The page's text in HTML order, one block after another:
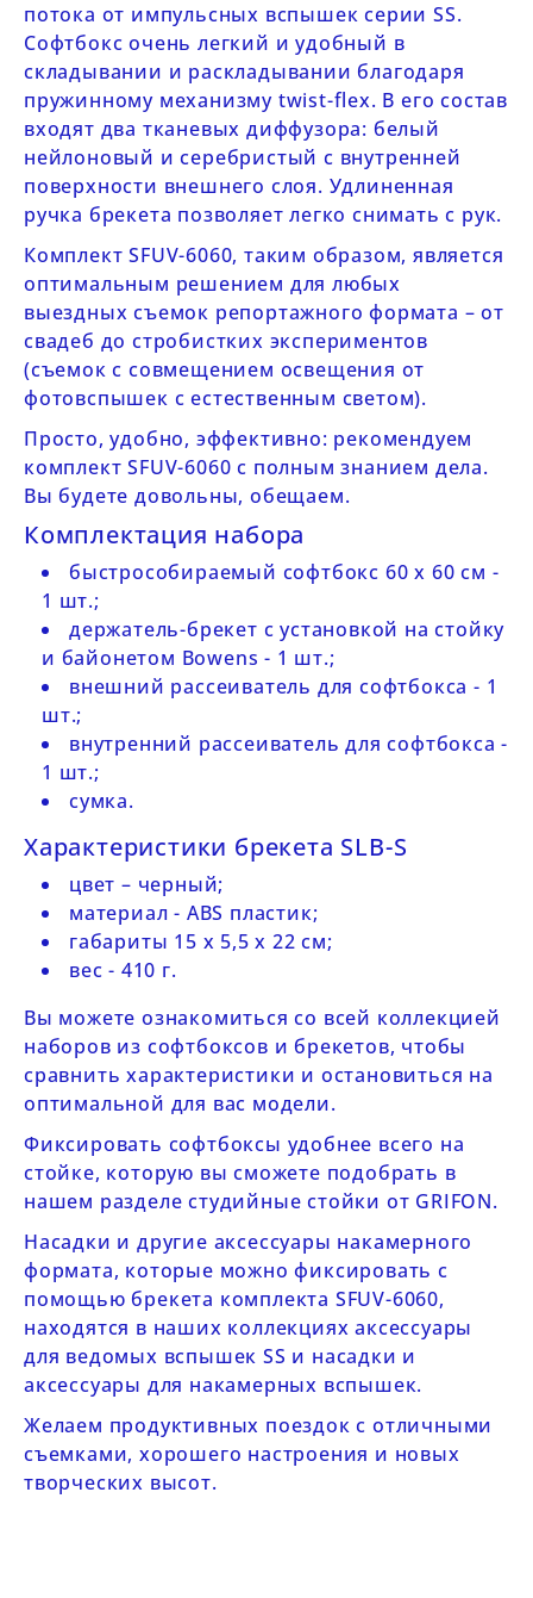
потока от импульсных вспышек серии SS.
Софтбокс очень легкий и удобный в
складывании и раскладывании благодаря
пружинному механизму twist-flex. В его состав
входят два тканевых диффузора: белый
нейлоновый и серебристый с внутренней
поверхности внешнего слоя. Удлиненная
ручка брекета позволяет легко снимать с рук.
КомплектSFUV-6060, таким образом, является
оптимальным решением для любых
выездных съемок репортажного формата – от
свадеб до стробистких экспериментов
(съемок с совмещением освещения от
фотовспышек с естественным светом).
Просто, удобно, эффективно: рекомендуем
комплектSFUV-6060с полным знанием дела.
Вы будете довольны, обещаем.
Комплектация набора
быстрособираемый софтбокс 60 х 60 см -
1 шт.;
держатель-брекет с установкой на стойку
и байонетом Bowens - 1 шт.;
внешний рассеиватель для софтбокса - 1
шт.;
внутренний рассеиватель для софтбокса -
1 шт.;
сумка.
Характеристики брекета SLB-S
цвет – черный;
материал - ABS пластик;
габариты 15 х 5,5 х 22 см;
вес - 410 г.
Вы можете ознакомиться со всей коллекцией
наборов из софтбоксов и брекетов, чтобы
сравнить характеристики и остановиться на
оптимальной для вас модели.
Фиксировать софтбоксы удобнее всего на
стойке, которую вы сможете подобрать в
нашем разделестудийные стойки от GRIFON.
Насадки и другие аксессуары накамерного
формата, которые можно фиксировать с
помощью брекета комплекта SFUV-6060,
находятся в наших коллекцияхаксессуары
для ведомых вспышек SS и насадки и
аксессуары для накамерных вспышек.
Желаем продуктивных поездок с отличными
съемками, хорошего настроения и новых
творческих высот.